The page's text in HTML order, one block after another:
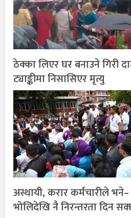
ठेक्का लिएर घर बनाउने गिरी
ट्याङ्कीमा निसासिएर मृत्यु
अस्थायी, करार कर्मचारीले
भोलिदेखि नै निरन्तरता दिन